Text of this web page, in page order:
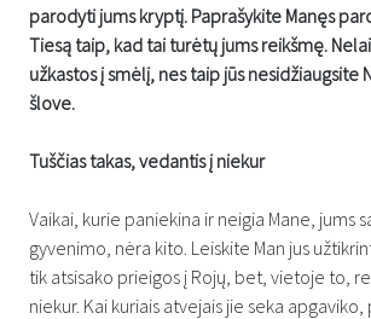
parodyti jums kryptį. Paprašykite Manęs
Tiesą taip, kad tai turėtų jums reikšmę.
užkastos į smėlį, nes taip jūs nesidžiaugsite
šlove.
Tuščias takas, vedantis į niekur
Vaikai, kurie paniekina ir neigia Mane, jums
gyvenimo, nėra kito. Leiskite Man jus
tik atsisako prieigos į Rojų, bet, vietoje to,
niekur. Kai kuriais atvejais jie seka